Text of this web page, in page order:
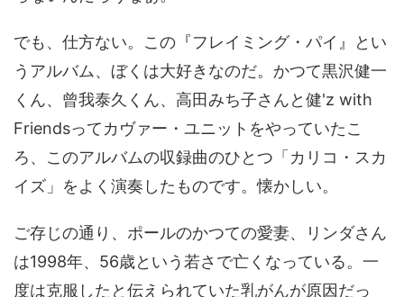
でも、仕方ない。この『フレイミング・パイ』とい
うアルバム、ぼくは大好きなのだ。かつて黒沢健一
くん、曾我泰久くん、高田みち子さんと健'z with
Friendsってカヴァー・ユニットをやっていたこ
ろ、このアルバムの収録曲のひとつ「カリコ・スカ
イズ」をよく演奏したものです。懐かしい。
ご存じの通り、ポールのかつての愛妻、リンダさん
は1998年、56歳という若さで亡くなっている。一
度は克服したと伝えられていた乳がんが原因だっ